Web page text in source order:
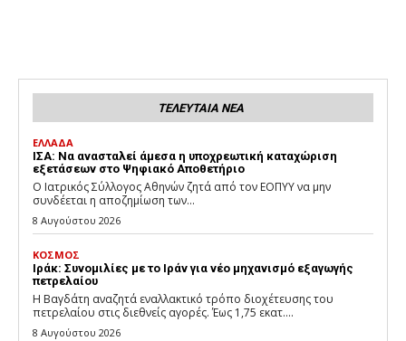
ΤΕΛΕΥΤΑΙΑ ΝΕΑ
ΕΛΛΑΔΑ
ΙΣΑ: Να ανασταλεί άμεσα η υποχρεωτική καταχώριση
εξετάσεων στο Ψηφιακό Αποθετήριο
Ο Ιατρικός Σύλλογος Αθηνών ζητά από τον ΕΟΠΥΥ να μην
συνδέεται η αποζημίωση των...
8 Αυγούστου 2026
ΚΟΣΜΟΣ
Ιράκ: Συνομιλίες με το Ιράν για νέο μηχανισμό εξαγωγής
πετρελαίου
Η Βαγδάτη αναζητά εναλλακτικό τρόπο διοχέτευσης του
πετρελαίου στις διεθνείς αγορές. Έως 1,75 εκατ....
8 Αυγούστου 2026